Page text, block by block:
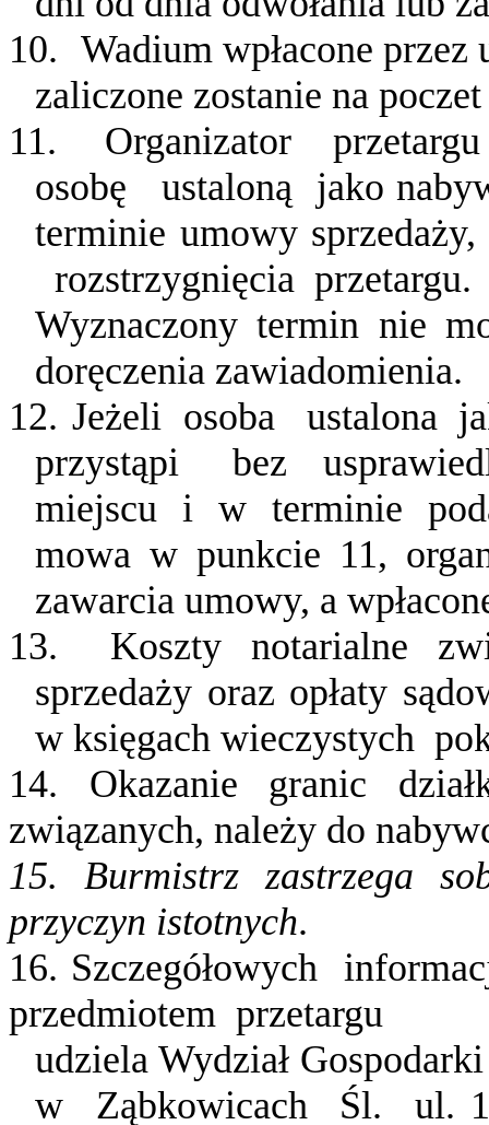
10. Wadium wpłacone
zaliczone zostanie na
11.
Organizator
osobę
ustaloną jako
terminie umowy sprzedaży,
rozstrzygnięcia przetargu.
Wyznaczony termin nie
doręczenia zawiadomienia.
12. Jeżeli osoba ustalona
przystąpi
bez
miejscu i w terminie
mowa w punkcie 11,
zawarcia umowy, a
13.
Koszty notarialne
sprzedaży oraz opłaty
w księgach wieczystych
14. Okazanie granic
związanych, należy do
15. Burmistrz zastrzega
przyczyn istotnych.
16. Szczegółowych
przedmiotem przetargu
udziela Wydział Gospodarki
w
Ząbkowicach Śl.
ul.